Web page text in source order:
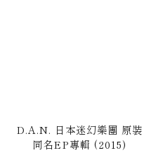
D.A.N. 日本迷幻樂團 原裝
同名EP專輯 (2015)